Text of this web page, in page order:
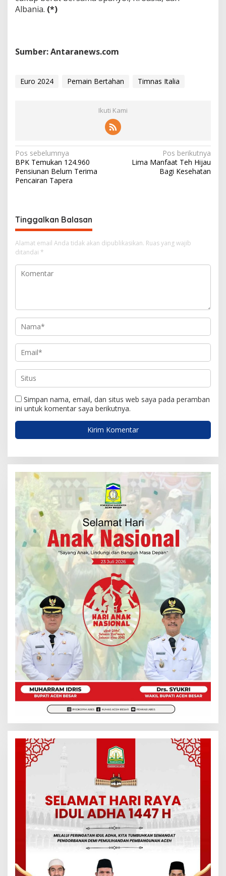
Albania. (*)
Sumber: Antaranews.com
Euro 2024 Pemain Bertahan Timnas Italia
Ikuti Kami
N
a
v
g
a
s
i
p
Pos sebelumnya
BPK Temukan 124.960
Pensiunan Belum Terima
Pencairan Tapera
Pos berikutnya
Lima Manfaat Teh Hijau
Bagi Kesehatan
Tinggalkan Balasan
Alamat email Anda tidak akan dipublikasikan. Ruas yang wajib
ditandai *
Simpan nama, email, dan situs web saya pada peramban
ini untuk komentar saya berikutnya.